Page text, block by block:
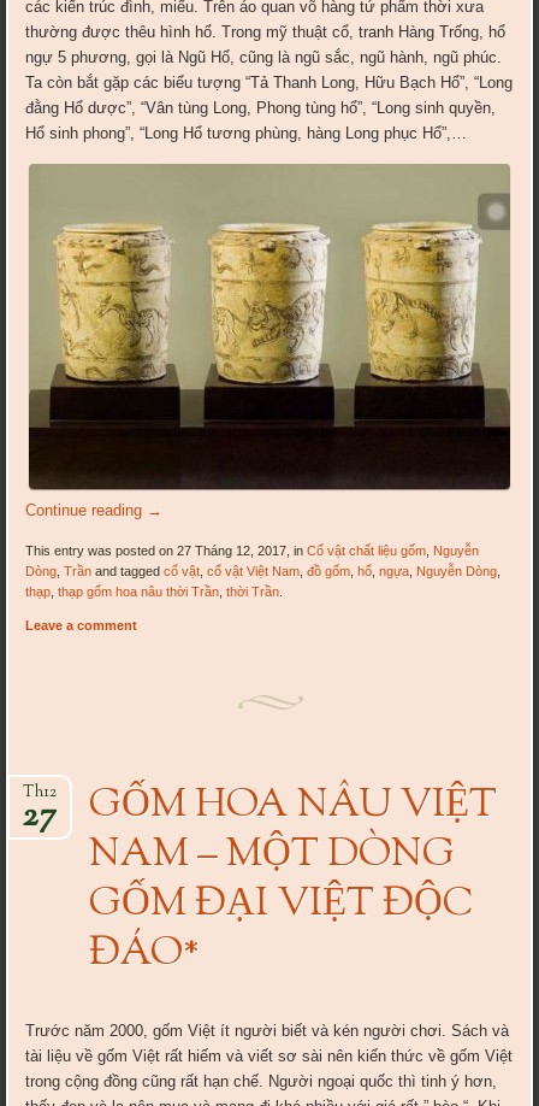
các kiến trúc đình, miếu. Trên áo quan võ hàng tứ phẩm thời xưa
thường được thêu hình hổ. Trong mỹ thuật cổ, tranh Hàng Trống, hổ
ngự 5 phương, gọi là Ngũ Hổ, cũng là ngũ sắc, ngũ hành, ngũ phúc.
Ta còn bắt gặp các biểu tượng “Tả Thanh Long, Hữu Bạch Hổ”, “Long
đằng Hổ dược”, “Vân tùng Long, Phong tùng hổ”, “Long sinh quyền,
Hổ sinh phong”, “Long Hổ tương phùng, hàng Long phục Hổ”,…
Continue reading →
This entry was posted on 27 Tháng 12, 2017, inCổ vật chất liệu gốm Nguyễn
Dòng ,Trần and taggedcổ vật ,cổ vật Việt Nam ,đồ gốm ,hổ ,ngựa Nguyễn Dòng
thạp ,thạp gốm hoa nâu thời Trần ,thời Trần
Leave a comment
GỐM HOA NÂU VIỆT
NAM – MỘT DÒNG
GỐM ĐẠI VIỆT ĐỘC
ĐÁO*
Th12
27
Trước năm 2000, gốm Việt ít người biết và kén người chơi. Sách và
tài liệu về gốm Việt rất hiếm và viết sơ sài nên kiến thức về gốm Việt
trong cộng đồng cũng rất hạn chế. Người ngoại quốc thì tinh ý hơn,